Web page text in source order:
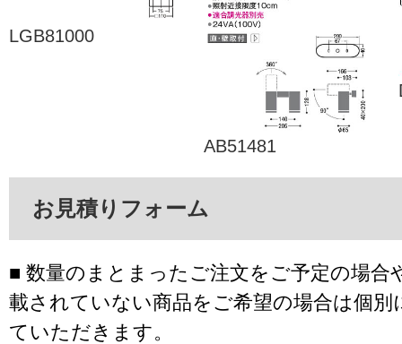
LGB81000
AB51481
お見積りフォーム
■ 数量のまとまったご注文をご予定の場合
載されていない商品をご希望の場合は個別
ていただきます。